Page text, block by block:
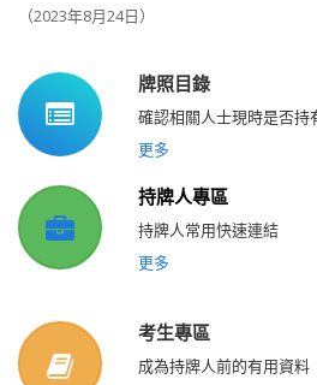
（2023年8月24日）
牌照目錄
確認相關人士現時是否
更多
持牌人專區
持牌人常用快速連結
更多
考生專區
成為持牌人前的有用資料